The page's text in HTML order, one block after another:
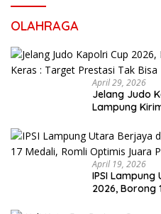
OLAHRAGA
April 29, 2026
Jelang Judo
Lampung
April 19, 2026
IPSI
2026, Borong